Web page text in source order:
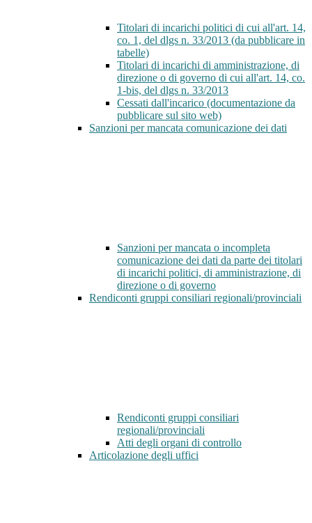
Titolari di incarichi politici di cui all'art. 14,
co. 1, del dlgs n. 33/2013 (da pubblicare in
tabelle)
Titolari di incarichi di amministrazione, di
direzione o di governo di cui all'art. 14, co.
1-bis, del dlgs n. 33/2013
Cessati dall'incarico (documentazione da
pubblicare sul sito web)
Sanzioni per mancata comunicazione dei dati
Sanzioni per mancata o incompleta
comunicazione dei dati da parte dei titolari
di incarichi politici, di amministrazione, di
direzione o di governo
Rendiconti gruppi consiliari regionali/provinciali
Rendiconti gruppi consiliari
regionali/provinciali
Atti degli organi di controllo
Articolazione degli uffici